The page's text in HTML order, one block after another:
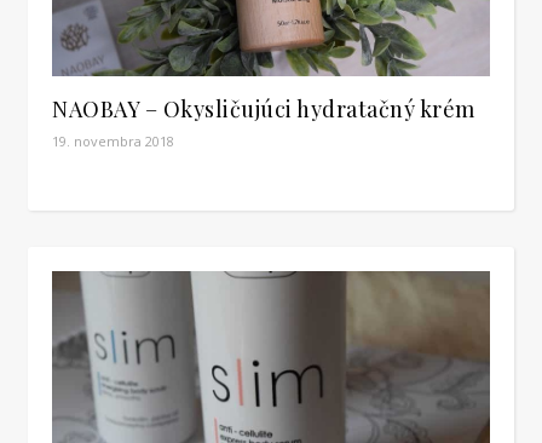
NAOBAY – Okysličujúci hydratačný krém
19. novembra 2018